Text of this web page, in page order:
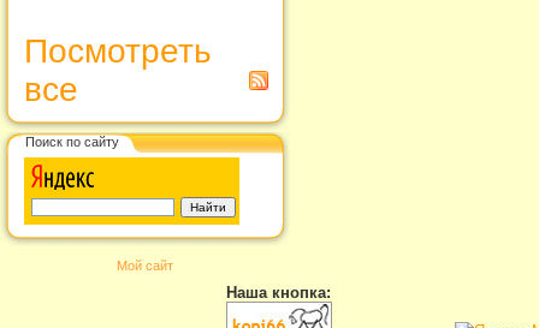
Посмотреть
все
Поиск по сайту
Мой сайт
Наша кнопка: